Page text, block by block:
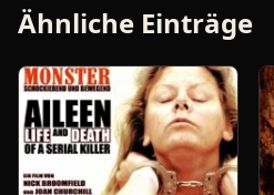
Ähnliche Einträge